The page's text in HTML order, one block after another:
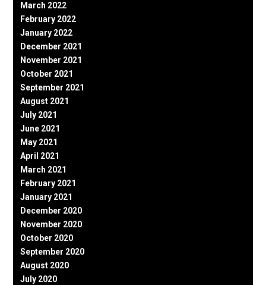
March 2022
February 2022
January 2022
December 2021
November 2021
October 2021
September 2021
August 2021
July 2021
June 2021
May 2021
April 2021
March 2021
February 2021
January 2021
December 2020
November 2020
October 2020
September 2020
August 2020
July 2020